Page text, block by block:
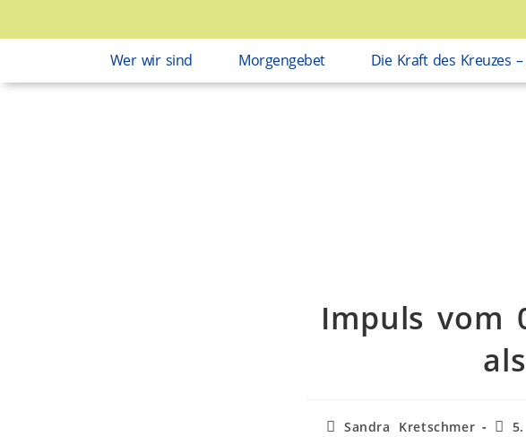
Wer wir sind Morgengebet Die Kraft des Kreuzes
Impuls vom
Sandra Kretschmer